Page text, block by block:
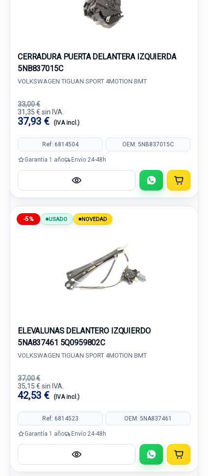
CERRADURA PUERTA DELANTERA IZQUIERDA
5NB837015C
VOLKSWAGEN TIGUAN SPORT 4MOTION BMT
33,00 €
31,35 € sin IVA.
37,93 € (IVA incl.)
Ref: 6814504 OEM: 5NB837015C
Garantía 1 año Envío 24-48h
-5% USADO NOVEDAD
ELEVALUNAS DELANTERO IZQUIERDO
5NA837461 5Q0959802C
VOLKSWAGEN TIGUAN SPORT 4MOTION BMT
37,00 €
35,15 € sin IVA.
42,53 € (IVA incl.)
Ref: 6814523 OEM: 5NA837461
Garantía 1 año Envío 24-48h